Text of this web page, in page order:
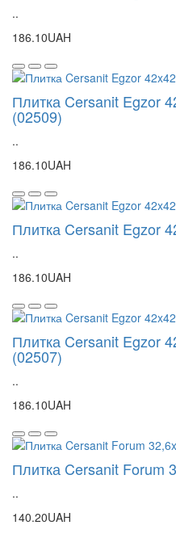
..
186.10UAH
Плитка Cersanit Egzor
(02509)
..
186.10UAH
Плитка Cersanit Egzor
..
186.10UAH
Плитка Cersanit Egzor
(02507)
..
186.10UAH
Плитка Cersanit Forum
..
140.20UAH